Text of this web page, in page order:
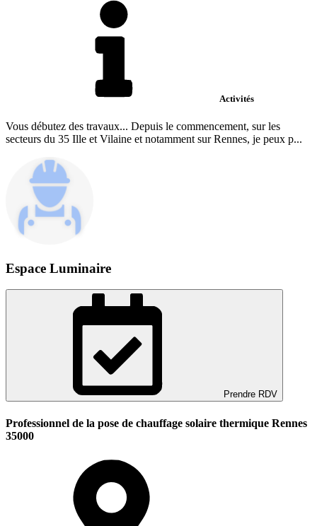
Activités
Vous débutez des travaux... Depuis le commencement, sur les
secteurs du 35 Ille et Vilaine et notamment sur Rennes, je peux p...
Espace Luminaire
Prendre RDV
Professionnel de la pose de chauffage solaire thermique Rennes
35000